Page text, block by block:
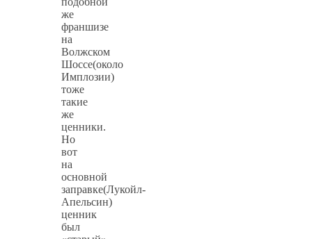
же
франшизе
на
Волжском
Шоссе(около
Имплозии)
тоже
такие
же
ценники.
Но
вот
на
основной
заправке(Лукойл-
Апельсин)
ценник
был